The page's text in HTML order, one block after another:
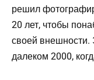
решил
20 лет, чтобы
своей внешности.
далеком 2000,